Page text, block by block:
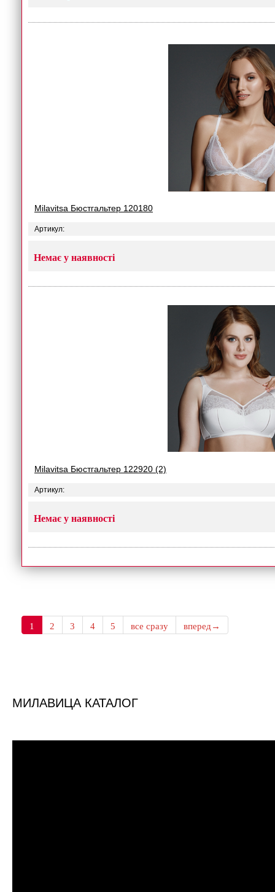
Milavitsa Бюстгальтер 120180
Артикул:
Немає у наявності
Milavitsa Бюстгальтер 122920 (2)
Артикул:
Немає у наявності
1 2 3 4 5 все сразу вперед→
МИЛАВИЦА КАТАЛОГ